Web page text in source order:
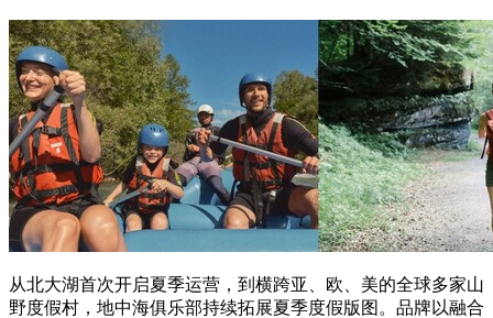
从北大湖首次开启夏季运营，到横跨亚、欧、美的全球多家山
野度假村，地中海俱乐部持续拓展夏季度假版图。品牌以融合